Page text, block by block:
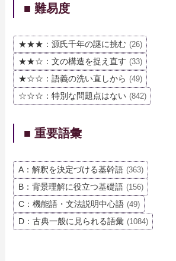
■ 難易度
★★★：源氏千年の謎に挑む (26)
★★☆：文の構造を捉え直す (33)
★☆☆：語義の洗い直しから (49)
☆☆☆：特別な問題点はない (842)
■ 重要語彙
A：解釈を決定づける基幹語 (363)
B：背景理解に役立つ基礎語 (156)
C：機能語・文法説明中心語 (49)
D：古典一般に見られる語彙 (1084)